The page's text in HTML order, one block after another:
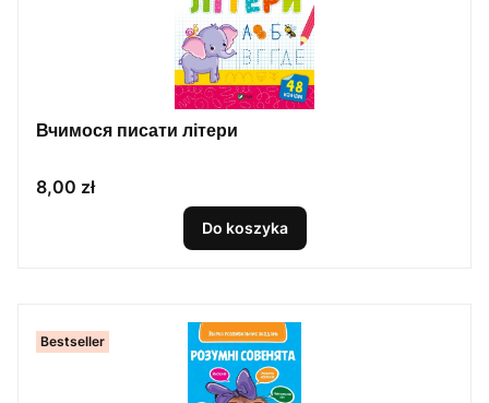
Вчимося писати літери
Cena
8,00 zł
Do koszyka
Bestseller